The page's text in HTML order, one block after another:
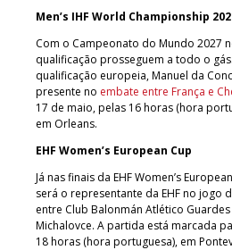
Men’s IHF World Championship
Com o Campeonato do Mundo 2027
qualificação prosseguem a todo o
qualificação europeia, Manuel da
presente no embate entre França e
17 de maio, pelas 16 horas (hora
em Orleans.
EHF Women’s European Cup
Já nas finais da EHF Women’s
será o representante da EHF no jogo
entre Club Balonmán Atlético Guardes
Michalovce. A partida está marcada
18 horas (hora portuguesa), em